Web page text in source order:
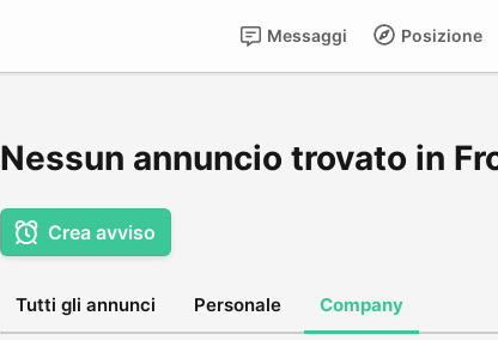
Posizione
Messaggi
Nessun annuncio trovato in
Crea avviso
Tutti gli annunci Personale Company